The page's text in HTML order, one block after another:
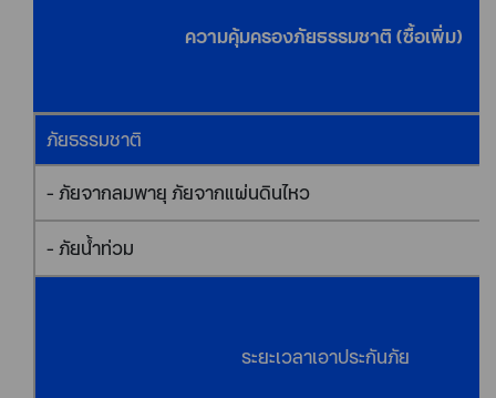
ความคุ้มครองภัยธรรมชาติ (ซื้อเพิ่ม)
ภัยธรรมชาติ
- ภัยจากลมพายุ ภัยจากแผ่นดินไหว
- ภัยน้ำท่วม
ระยะเวลาเอาประกันภัย